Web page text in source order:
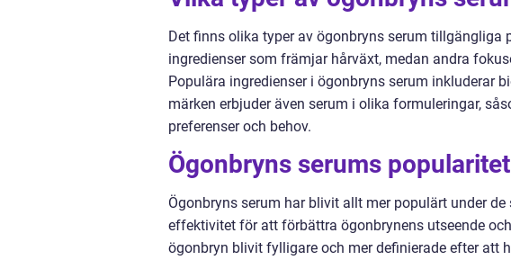
Det finns olika typer av ögonbryns serum tillgängliga
ingredienser som främjar hårväxt, medan andra
Populära ingredienser i ögonbryns serum inkluderar
märken erbjuder även serum i olika formuleringar,
preferenser och behov.
Ögonbryns serums
Ögonbryns serum har blivit allt mer populärt under
effektivitet för att förbättra ögonbrynens utseende
ögonbryn blivit fylligare och mer definierade efter att